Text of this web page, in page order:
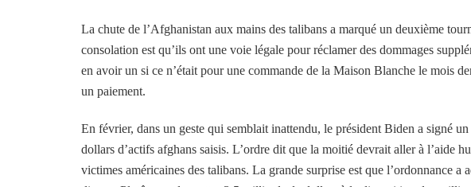
La chute de l’Afghanistan aux mains des talibans a marqué un deuxième
consolation est qu’ils ont une voie légale pour réclamer des dommages
en avoir un si ce n’était pour une commande de la Maison Blanche le mois
un paiement.
En février, dans un geste qui semblait inattendu, le président Biden a signé
dollars d’actifs afghans saisis. L’ordre dit que la moitié devrait aller à l’aide
victimes américaines des talibans. La grande surprise est que l’ordonnance